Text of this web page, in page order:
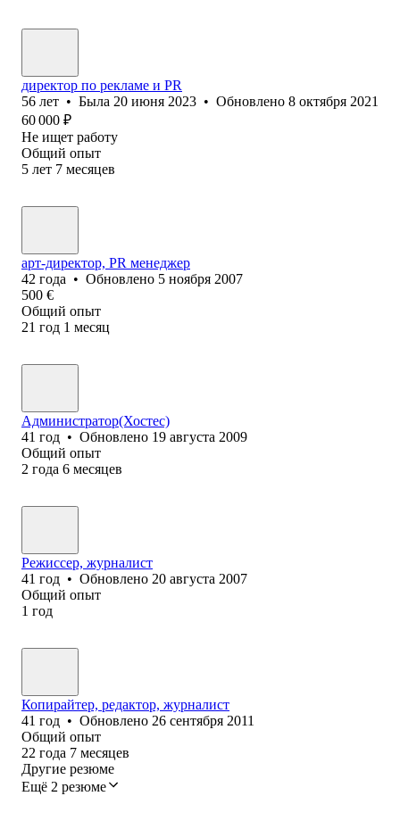
директор по рекламе и PR
56 лет • Была 20 июня 2023 • Обновлено 8 октября 2021
60 000 ₽
Не ищет работу
Общий опыт
5 лет 7 месяцев
арт-директор, PR менеджер
42 года • Обновлено 5 ноября 2007
500 €
Общий опыт
21 год 1 месяц
Администратор(Хостес)
41 год • Обновлено 19 августа 2009
Общий опыт
2 года 6 месяцев
Режиссер, журналист
41 год • Обновлено 20 августа 2007
Общий опыт
1 год
Копирайтер, редактор, журналист
41 год • Обновлено 26 сентября 2011
Общий опыт
22 года 7 месяцев
Другие резюме
Ещё 2 резюме